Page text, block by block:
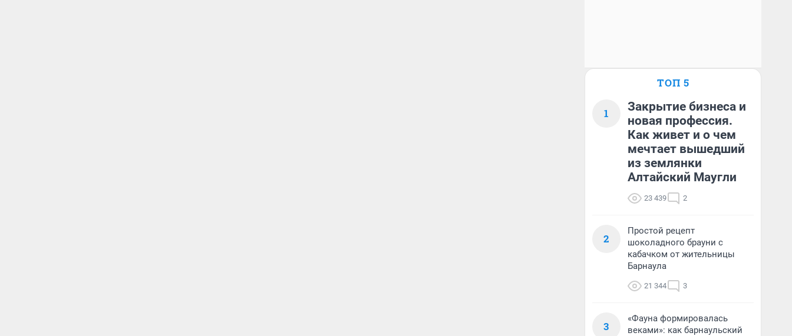
ТОП 5
1
Закрытие бизнеса и
новая профессия.
Как живет и о чем
мечтает вышедший
из землянки
Алтайский Маугли
23 439 2
2
Простой рецепт
шоколадного брауни с
кабачком от жительницы
Барнаула
21 344 3
3
«Фауна формировалась
веками»: как барнаульский